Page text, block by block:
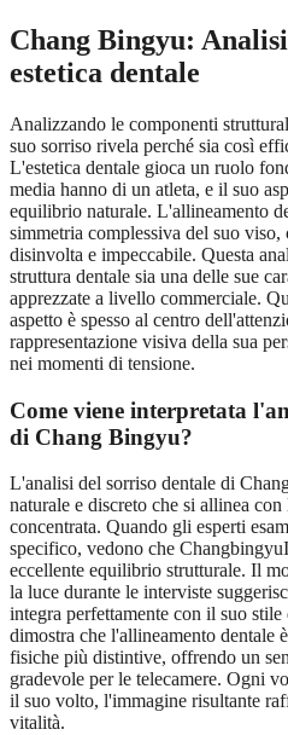
Chang Bingyu:
estetica dentale
Analizzando le componenti
suo sorriso rivela perché sia ​​così
L'estetica dentale gioca un ruolo
media hanno di un atleta, e il suo
equilibrio naturale. L'allineamento
simmetria complessiva del suo
disinvolta e impeccabile. Questa
struttura dentale sia una delle sue
apprezzate a livello commerciale.
aspetto è spesso al centro
rappresentazione visiva della sua
nei momenti di tensione.
Come viene interpretata
di Chang Bingyu?
L'analisi del sorriso dentale di
naturale e discreto che si allinea
concentrata. Quando gli esperti
specifico, vedono che
eccellente equilibrio strutturale. Il
la luce durante le interviste
integra perfettamente con il suo
dimostra che l'allineamento dentale
fisiche più distintive, offrendo un
gradevole per le telecamere. Ogni
il suo volto, l'immagine risultante
vitalità.